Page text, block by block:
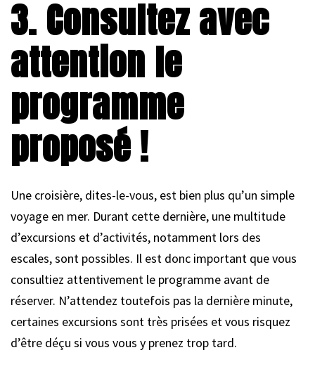
3. Consultez avec
attention le
programme
proposé !
Une croisière, dites-le-vous, est bien plus qu’un simple
voyage en mer. Durant cette dernière, une multitude
d’excursions et d’activités, notamment lors des
escales, sont possibles. Il est donc important que vous
consultiez attentivement le programme avant de
réserver. N’attendez toutefois pas la dernière minute,
certaines excursions sont très prisées et vous risquez
d’être déçu si vous vous y prenez trop tard.